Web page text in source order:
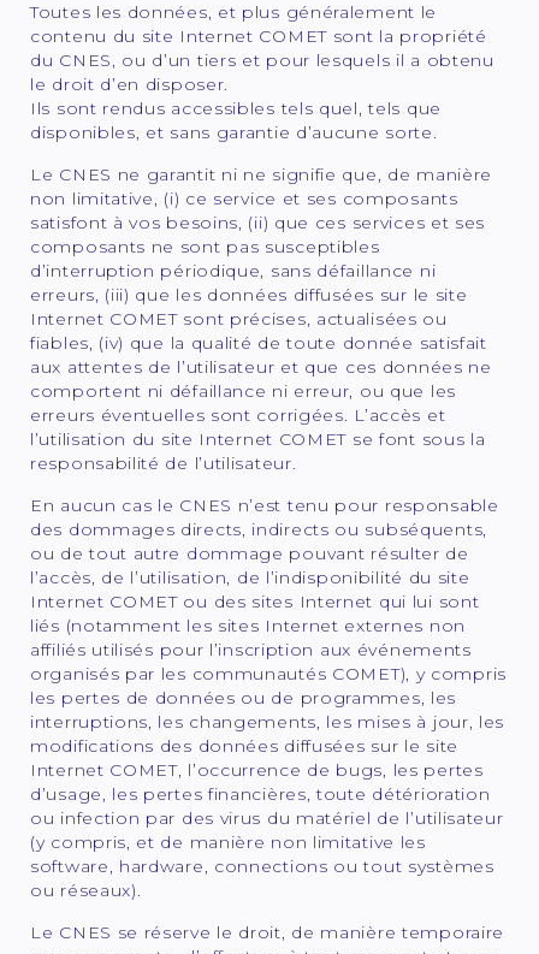
Toutes les données, et plus généralement le
contenu du site Internet COMET sont la propriété
du CNES, ou d’un tiers et pour lesquels il a obtenu
le droit d’en disposer.
Ils sont rendus accessibles tels quel, tels que
disponibles, et sans garantie d’aucune sorte.
Le CNES ne garantit ni ne signifie que, de manière
non limitative, (i) ce service et ses composants
satisfont à vos besoins, (ii) que ces services et ses
composants ne sont pas susceptibles
d’interruption périodique, sans défaillance ni
erreurs, (iii) que les données diffusées sur le site
Internet COMET sont précises, actualisées ou
fiables, (iv) que la qualité de toute donnée satisfait
aux attentes de l’utilisateur et que ces données ne
comportent ni défaillance ni erreur, ou que les
erreurs éventuelles sont corrigées. L’accès et
l’utilisation du site Internet COMET se font sous la
responsabilité de l’utilisateur.
En aucun cas le CNES n’est tenu pour responsable
des dommages directs, indirects ou subséquents,
ou de tout autre dommage pouvant résulter de
l’accès, de l’utilisation, de l’indisponibilité du site
Internet COMET ou des sites Internet qui lui sont
liés (notamment les sites Internet externes non
affiliés utilisés pour l’inscription aux événements
organisés par les communautés COMET), y compris
les pertes de données ou de programmes, les
interruptions, les changements, les mises à jour, les
modifications des données diffusées sur le site
Internet COMET, l’occurrence de bugs, les pertes
d’usage, les pertes financières, toute détérioration
ou infection par des virus du matériel de l’utilisateur
(y compris, et de manière non limitative les
software, hardware, connections ou tout systèmes
ou réseaux).
Le CNES se réserve le droit, de manière temporaire